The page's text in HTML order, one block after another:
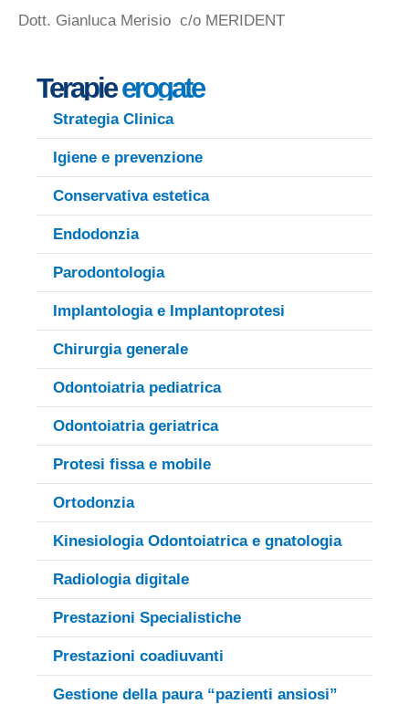
Dott. Gianluca Merisio c/o MERIDENT
Terapieerogate
Strategia Clinica
Igiene e prevenzione
Conservativa estetica
Endodonzia
Parodontologia
Implantologia e Implantoprotesi
Chirurgia generale
Odontoiatria pediatrica
Odontoiatria geriatrica
Protesi fissa e mobile
Ortodonzia
Kinesiologia Odontoiatrica e gnatologia
Radiologia digitale
Prestazioni Specialistiche
Prestazioni coadiuvanti
Gestione della paura “pazienti ansiosi”